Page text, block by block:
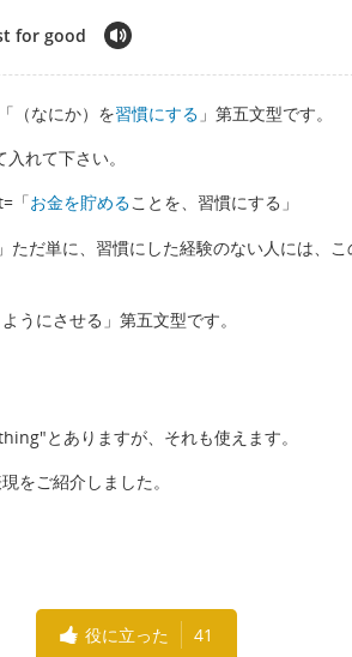
for good
なにか）を習慣にする 」第五文型です。
れて下さい。
「お金を貯めることを、習慣にする」
だ単に、習慣にした経験のない人には、こ
うにさせる」第五文型です。
とありますが、それも使えます。
をご紹介しました。
役に立った 41